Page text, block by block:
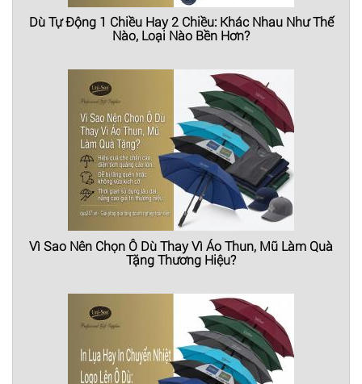
Dù Tự Động 1 Chiều Hay 2 Chiều: Khác Nhau Như Thế
Nào, Loại Nào Bền Hơn?
Vì Sao Nên Chọn Ô Dù Thay Vì Áo Thun, Mũ Làm Quà
Tặng Thương Hiệu?